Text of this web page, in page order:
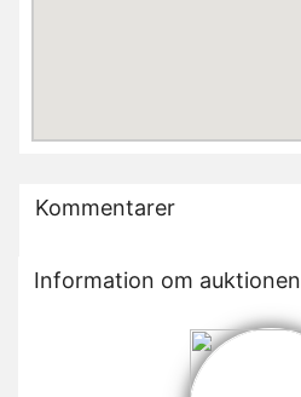
Kommentarer
Information om auktionen